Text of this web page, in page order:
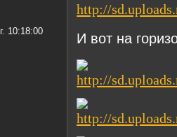
10:18:00
И вот на